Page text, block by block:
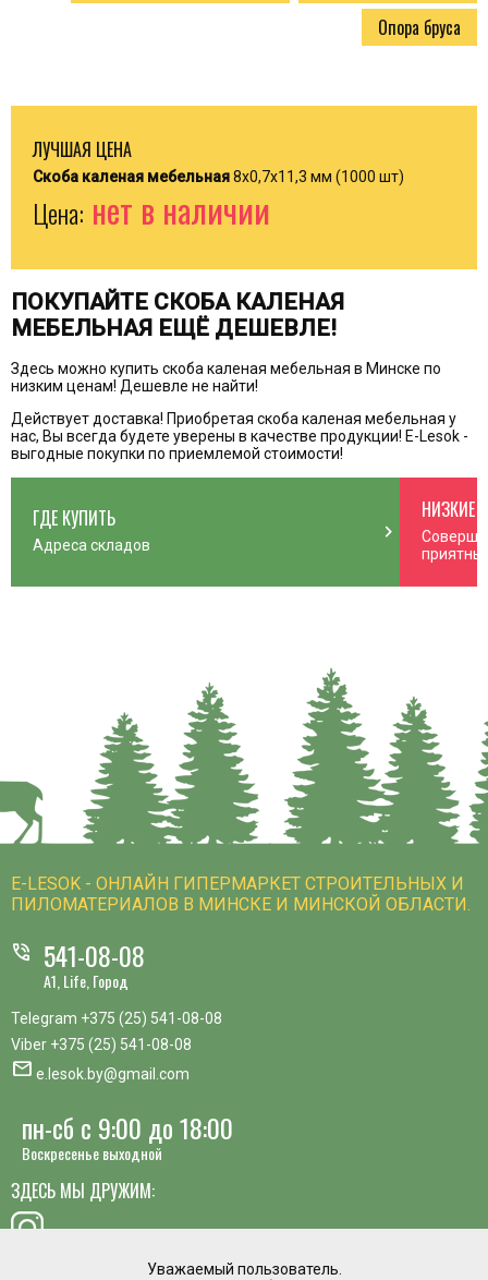
Уважаемый пользователь.
Опора бруса
ЛУЧШАЯ ЦЕНА
Скоба каленая мебельная8х0,7х11,3 мм (1000 шт)
Цена: нет в наличии
ПОКУПАЙТЕ СКОБА КАЛЕНАЯ
МЕБЕЛЬНАЯ ЕЩЁ ДЕШЕВЛЕ!
Здесь можно купить скоба каленая мебельная в Минске по
низким ценам! Дешевле не найти!
Действует доставка! Приобретая скоба каленая мебельная у
нас, Вы всегда будете уверены в качестве продукции! E-Lesok -
выгодные покупки по приемлемой стоимости!
ГДЕ КУПИТЬ
Адреса складов chevron_right
НИЗКИЕ
E-LESOK - ОНЛАЙН ГИПЕРМАРКЕТ СТРОИТЕЛЬНЫХ И
ПИЛОМАТЕРИАЛОВ В МИНСКЕ И МИНСКОЙ ОБЛАСТИ.
phone_in_talk 541-08-08
A1, Life, Город
Telegram +375 (25) 541-08-08
Viber +375 (25) 541-08-08
mail e.lesok.by@gmail.com
пн-сб с 9:00 до 18:00
Воскресенье выходной
ЗДЕСЬ МЫ ДРУЖИМ: